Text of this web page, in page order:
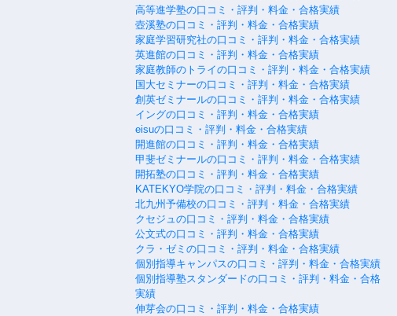
高等進学塾の口コミ・評判・料金・合格実績
壺溪塾の口コミ・評判・料金・合格実績
家庭学習研究社の口コミ・評判・料金・合格実績
英進館の口コミ・評判・料金・合格実績
家庭教師のトライの口コミ・評判・料金・合格実績
国大セミナーの口コミ・評判・料金・合格実績
創英ゼミナールの口コミ・評判・料金・合格実績
イングの口コミ・評判・料金・合格実績
eisuの口コミ・評判・料金・合格実績
開進館の口コミ・評判・料金・合格実績
甲斐ゼミナールの口コミ・評判・料金・合格実績
開拓塾の口コミ・評判・料金・合格実績
KATEKYO学院の口コミ・評判・料金・合格実績
北九州予備校の口コミ・評判・料金・合格実績
クセジュの口コミ・評判・料金・合格実績
公文式の口コミ・評判・料金・合格実績
クラ・ゼミの口コミ・評判・料金・合格実績
個別指導キャンパスの口コミ・評判・料金・合格実績
個別指導塾スタンダードの口コミ・評判・料金・合格
実績
伸芽会の口コミ・評判・料金・合格実績